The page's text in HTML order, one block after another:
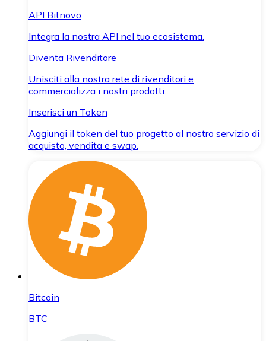
API Bitnovo
Integra la nostra API nel tuo ecosistema.
Diventa Rivenditore
Unisciti alla nostra rete di rivenditori e
commercializza i nostri prodotti.
Inserisci un Token
Aggiungi il token del tuo progetto al nostro servizio di
acquisto, vendita e swap.
Bitcoin
BTC